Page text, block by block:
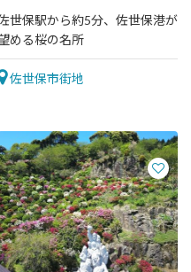
世保駅から約5分、佐世保港が
める桜の名所
佐世保市街地